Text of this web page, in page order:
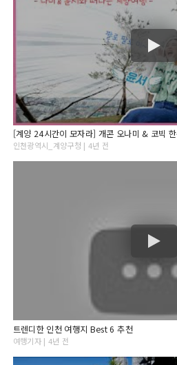
인천광역시_계양구청 | 4년 전
트렌디한 인천 여행지 Best 6 추천
여행기자 | 4년 전